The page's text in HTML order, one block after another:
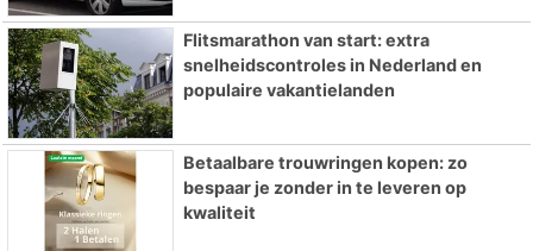
Flitsmarathon van start: extra
snelheidscontroles in Nederland en
populaire vakantielanden
Betaalbare trouwringen kopen: zo
bespaar je zonder in te leveren op
kwaliteit